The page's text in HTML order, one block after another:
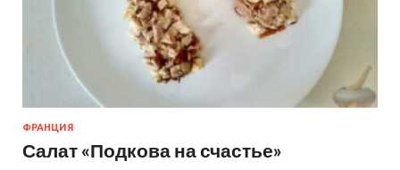
ФРАНЦИЯ
Салат «Подкова на счастье»